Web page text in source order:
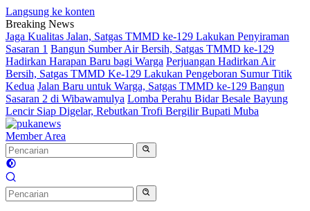
Langsung ke konten
Breaking News
Jaga Kualitas Jalan, Satgas TMMD ke-129 Lakukan Penyiraman
Sasaran 1 Bangun Sumber Air Bersih, Satgas TMMD ke-129
Hadirkan Harapan Baru bagi Warga Perjuangan Hadirkan Air
Bersih, Satgas TMMD Ke-129 Lakukan Pengeboran Sumur Titik
Kedua Jalan Baru untuk Warga, Satgas TMMD ke-129 Bangun
Sasaran 2 di Wibawamulya Lomba Perahu Bidar Besale Bayung
Lencir Siap Digelar, Rebutkan Trofi Bergilir Bupati Muba
Member Area